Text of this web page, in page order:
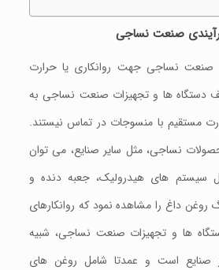
صنعت نساجی
صنعت نساجی جهت روانکاری یا حرارت
ها و تجهیزات صنعت نساجی به
مستقیم با منسوجات در تماس نیستند.
نساجی، مثل سایر صنایع، می توان
سیستم های هیدرولیک، جعبه دنده و
داغ را مشاهده نمود که روانکارهای
ها و تجهیزات صنعت نساجی، شبیه
صنایع است و عمدتا شامل روغن های